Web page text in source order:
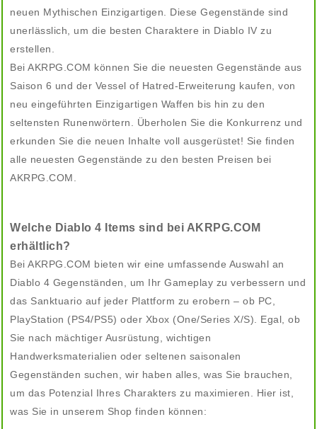
neuen Mythischen Einzigartigen. Diese Gegenstände sind
unerlässlich, um die besten Charaktere in Diablo IV zu
erstellen.
Bei AKRPG.COM können Sie die neuesten Gegenstände aus
Saison 6 und der Vessel of Hatred-Erweiterung kaufen, von
neu eingeführten Einzigartigen Waffen bis hin zu den
seltensten Runenwörtern. Überholen Sie die Konkurrenz und
erkunden Sie die neuen Inhalte voll ausgerüstet! Sie finden
alle neuesten Gegenstände zu den besten Preisen bei
AKRPG.COM.
Welche Diablo 4 Items sind bei AKRPG.COM
erhältlich?
Bei AKRPG.COM bieten wir eine umfassende Auswahl an
Diablo 4 Gegenständen, um Ihr Gameplay zu verbessern und
das Sanktuario auf jeder Plattform zu erobern – ob PC,
PlayStation (PS4/PS5) oder Xbox (One/Series X/S). Egal, ob
Sie nach mächtiger Ausrüstung, wichtigen
Handwerksmaterialien oder seltenen saisonalen
Gegenständen suchen, wir haben alles, was Sie brauchen,
um das Potenzial Ihres Charakters zu maximieren. Hier ist,
was Sie in unserem Shop finden können: